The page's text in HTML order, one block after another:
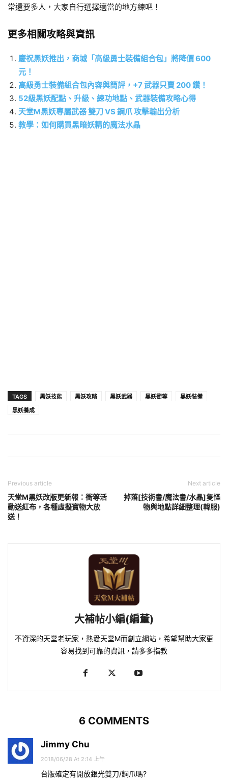
常還要多人，大家自行選擇適當的地方練吧！
更多相關攻略與資訊
慶祝黑妖推出，商城「高級勇士裝備組合包」將降價 600
元！
高級勇士裝備組合包內容與簡評，+7 武器只賣 200 鑽！
52級黑妖配點、升級、練功地點、武器裝備攻略心得
天堂M黑妖專屬武器 雙刀 VS 鋼爪 攻擊輸出分析
教學：如何購買黑暗妖精的魔法水晶
TAGS 黑妖技能 黑妖攻略 黑妖武器 黑妖衝等
黑妖裝備
黑妖養成
Previous article
天堂M黑妖改版更新報：衝等活
動送紅布，各種虛擬寶物大放
送！
Next article
掉落[技術書/魔法書/水晶]隻怪
物與地點詳細整理(韓服)
大補帖小編(編董)
不資深的天堂老玩家，熱愛天堂M而創立網站，希望幫助大家更
容易找到可靠的資訊，請多多指教
6 COMMENTS
Jimmy Chu
2018/06/28 At 2:14 上午
台版確定有開放銀光雙刀/鋼爪嗎?